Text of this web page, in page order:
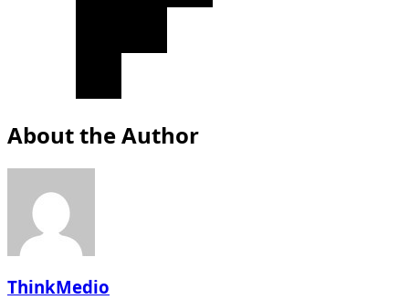
About the Author
ThinkMedio